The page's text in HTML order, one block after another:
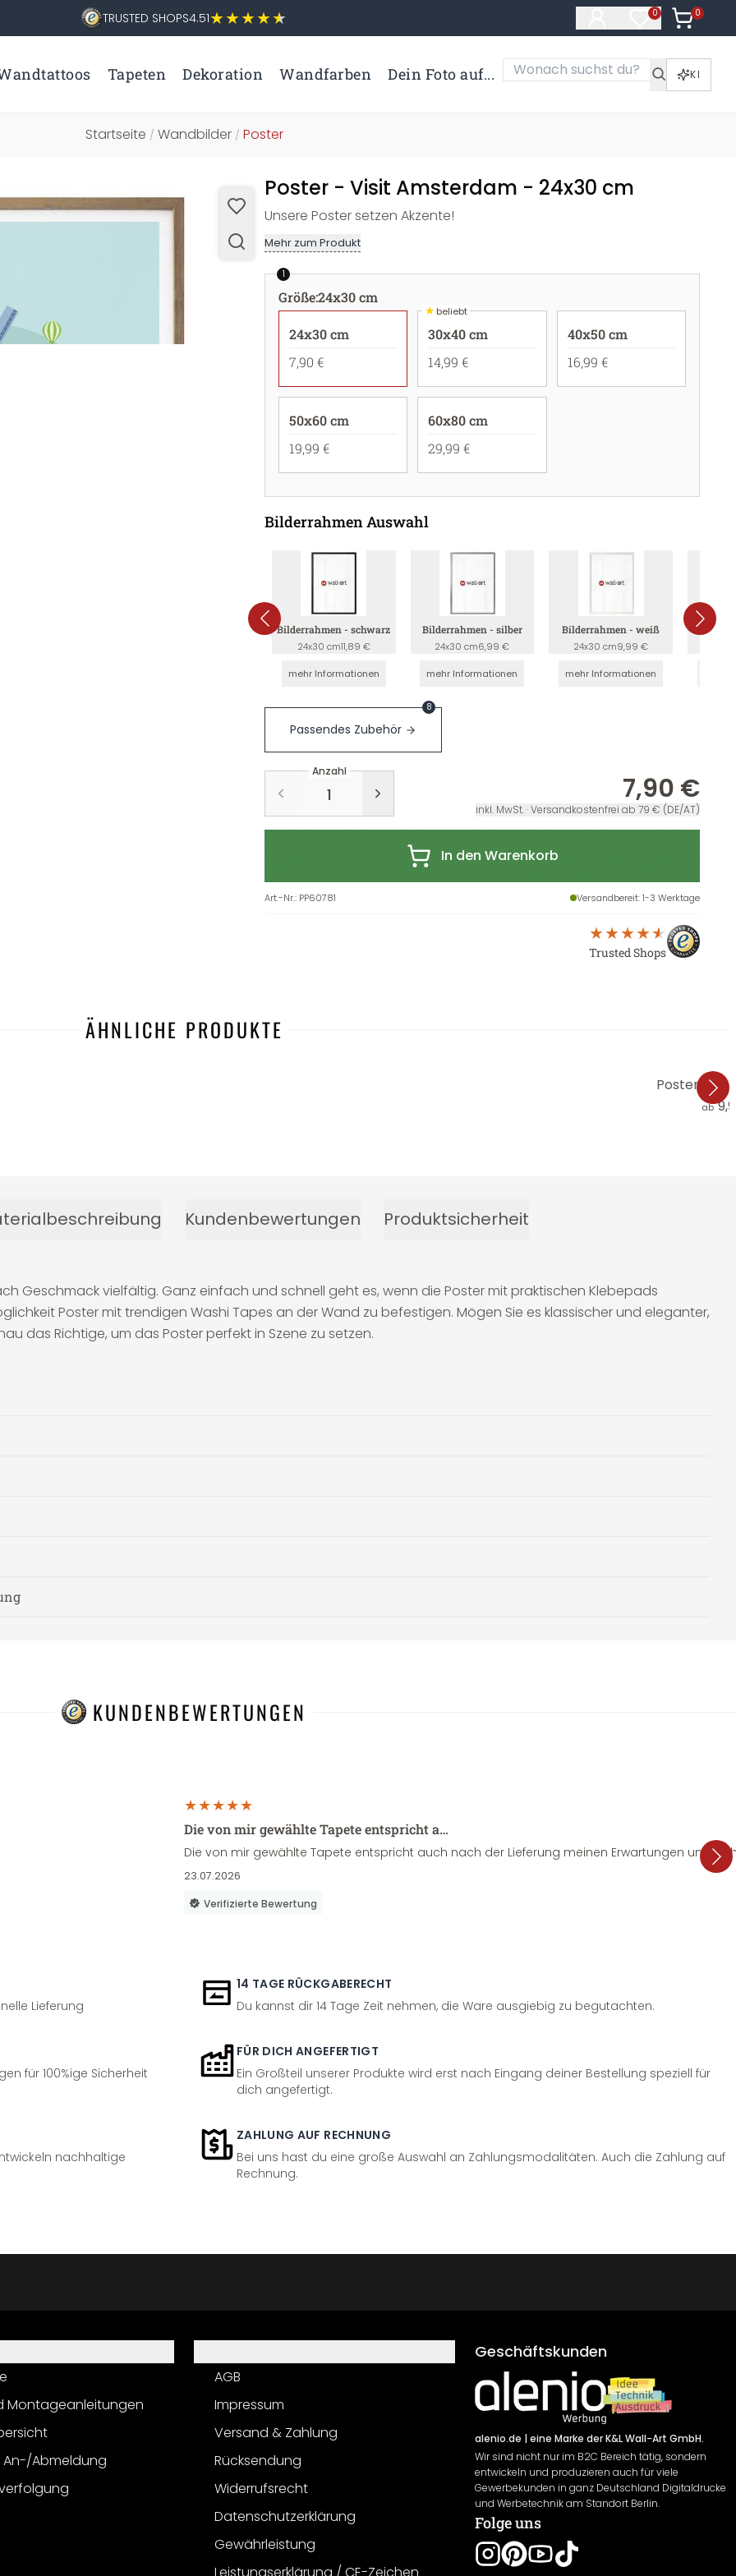
TRUSTED SHOPS4.51 0
Artikel im
0
Artikel
Tapeten Dekoration Wandfarben Dein Foto auf... KI
Startseite / Wandbilder/ Poster
Poster - Visit Amsterdam - 24x30 cm
Unsere Poster setzen Akzente!
Mehr zum Produkt
1
Größe:24x30 cm
24x30 cm
7,90 €
★beliebt
30x40 cm
14,99 €
40x50 cm
16,99 €
50x60 cm
19,99 €
60x80 cm
29,99 €
Bilderrahmen Auswahl
Bilderrahmen - schwarz
24x30 cm11,89 €
mehr Informationen
Bilderrahmen - silber
24x30 cm6,99 €
mehr Informationen
Bilderrahmen - weiß
24x30 cm9,99 €
mehr Informationen
Passendes Zubehör
8
Anzahl
7,90 €
inkl. MwSt. · Versandkostenfrei ab 79 € (DE/AT)
In den Warenkorb
Art.-Nr.: PP60781 Versandbereit: 1-3 Werktage
Trusted Shops
ÄHNLICHE PRODUKTE
Poster -
ab
Kundenbewertungen Produktsicherheit
Geschmack vielfältig. Ganz einfach und schnell geht es, wenn die Poster mit praktischen Klebepads
Poster mit trendigen Washi Tapes an der Wand zu befestigen. Mögen Sie es klassischer und eleganter,
das Richtige, um das Poster perfekt in Szene zu setzen.
KUNDENBEWERTUNGEN
Die von mir gewählte Tapete entspricht a…
Die von mir gewählte Tapete entspricht auch nach der Lieferung meinen Erwartungen und
23.07.2026
Verifizierte Bewertung
Lieferung
14 TAGE RÜCKGABERECHT
Du kannst dir 14 Tage Zeit nehmen, die Ware ausgiebig zu begutachten.
für 100%ige Sicherheit
FÜR DICH ANGEFERTIGT
Ein Großteil unserer Produkte wird erst nach Eingang deiner Bestellung speziell für
dich angefertigt.
nachhaltige
ZAHLUNG AUF RECHNUNG
Bei uns hast du eine große Auswahl an Zahlungsmodalitäten. Auch die Zahlung auf
Rechnung.
Montageanleitungen
An-/Abmeldung
AGB
Impressum
Versand & Zahlung
Rücksendung
Widerrufsrecht
Datenschutzerklärung
Gewährleistung
Geschäftskunden
alenio.de | eine Marke der K&L Wall-Art GmbH.
Wir sind nicht nur im B2C Bereich tätig, sondern
entwickeln und produzieren auch für viele
Gewerbekunden in ganz Deutschland Digitaldrucke
und Werbetechnik am Standort Berlin.
Folge uns